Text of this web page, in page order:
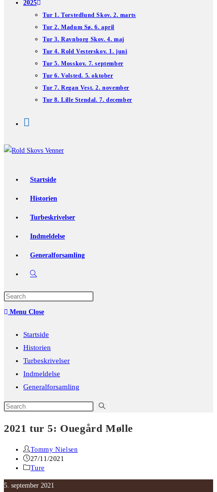
2025
Tur 1. Torstedlund Skov. 2. marts
Tur 2. Madum Sø. 6. april
Tur 3. Ravnborg Skov. 4. maj
Tur 4. Rold Vesterskov. 1. juni
Tur 5. Mosskov. 7. september
Tur 6. Volsted. 5. oktober
Tur 7. Regan Vest. 2. november
Tur 8. Lille Stendal. 7. december
Startside
Historien
Turbeskrivelser
Indmeldelse
Generalforsamling
Toggle
website
search
Menu Close
Startside
Historien
Turbeskrivelser
Indmeldelse
Generalforsamling
Search
website
2021 tur 5: Ouegård Mølle
Post
author:
Tommy Nielsen
Post
published:
27/11/2021
PostTure
5. september 2021